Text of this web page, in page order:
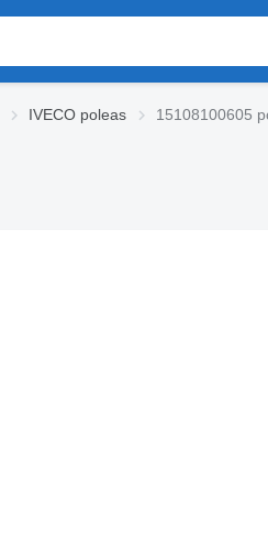
IVECO poleas 15108100605